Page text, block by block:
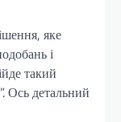
яке
і
такий
Ось детальний